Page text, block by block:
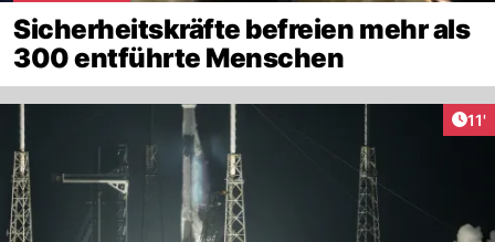
Sicherheitskräfte befreien mehr als
300 entführte Menschen
11'